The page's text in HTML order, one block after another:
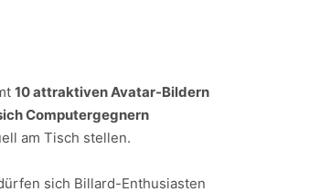
10 attraktiven Avatar-Bildern
Computergegnern
am Tisch stellen.
sich Billard-Enthusiasten